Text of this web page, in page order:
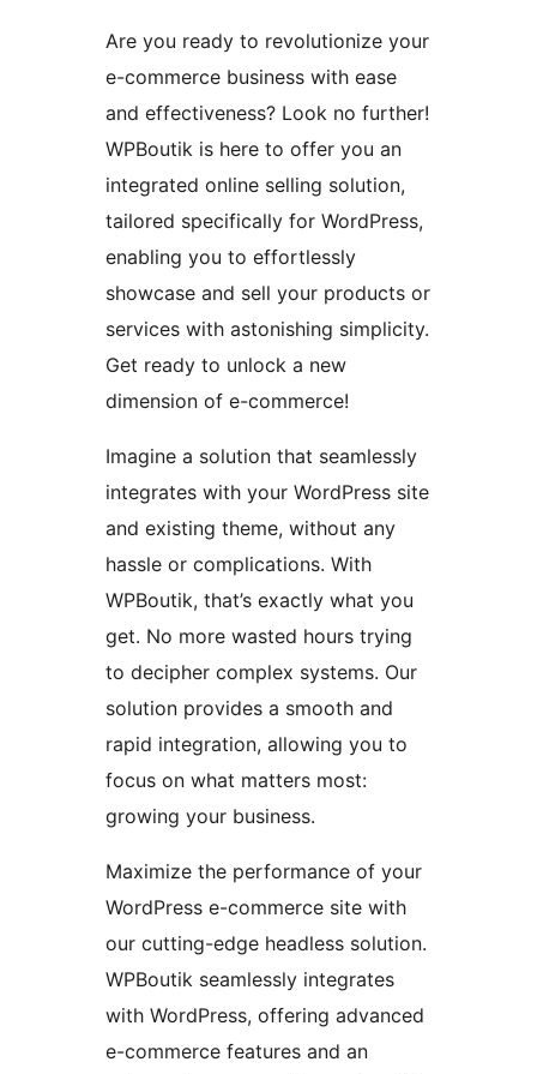
Are you ready to revolutionize your
e-commerce business with ease
and effectiveness? Look no further!
WPBoutik is here to offer you an
integrated online selling solution,
tailored specifically for WordPress,
enabling you to effortlessly
showcase and sell your products or
services with astonishing simplicity.
Get ready to unlock a new
dimension of e-commerce!
Imagine a solution that seamlessly
integrates with your WordPress site
and existing theme, without any
hassle or complications. With
WPBoutik, that’s exactly what you
get. No more wasted hours trying
to decipher complex systems. Our
solution provides a smooth and
rapid integration, allowing you to
focus on what matters most:
growing your business.
Maximize the performance of your
WordPress e-commerce site with
our cutting-edge headless solution.
WPBoutik seamlessly integrates
with WordPress, offering advanced
e-commerce features and an